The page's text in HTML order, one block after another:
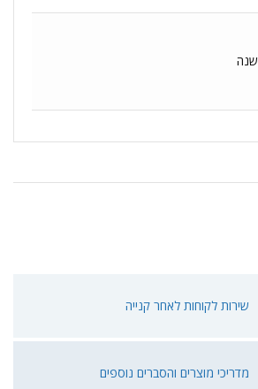
שנה
שירות לקוחות לאחר קנייה
מדריכי מוצרים והסברים נוספים